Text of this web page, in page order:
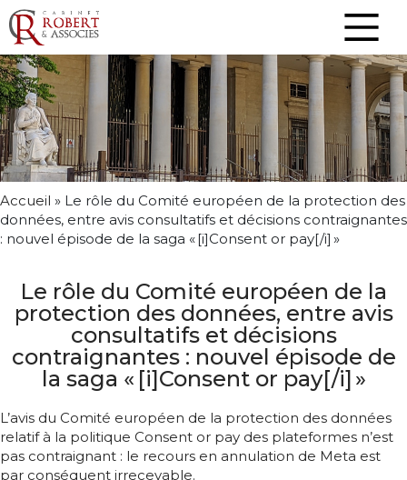
Accueil » Le rôle du Comité européen de la protection des
données, entre avis consultatifs et décisions contraignantes
: nouvel épisode de la saga « [i]Consent or pay[/i] »
Le rôle du Comité européen de la
protection des données, entre avis
consultatifs et décisions
contraignantes : nouvel épisode de
la saga « [i]Consent or pay[/i] »
L’avis du Comité européen de la protection des données
relatif à la politique Consent or pay des plateformes n’est
pas contraignant : le recours en annulation de Meta est
par conséquent irrecevable.